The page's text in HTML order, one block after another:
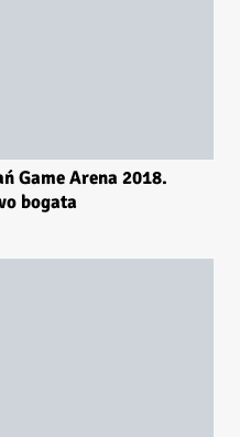
Game Arena 2018.
bogata